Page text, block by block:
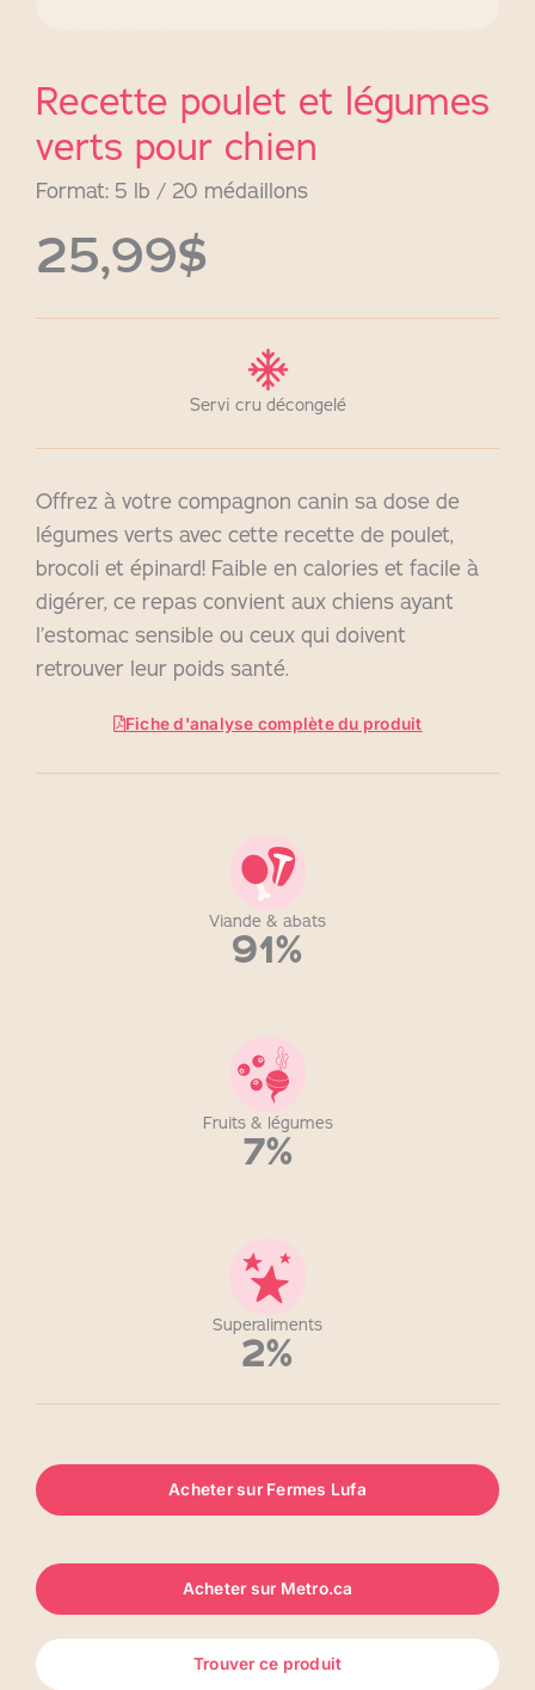
Recette poulet et légumes
verts pour chien
Format: 5 lb / 20 médaillons
25,99$
Servi cru décongelé
Offrez à votre compagnon canin sa dose de
légumes verts avec cette recette de poulet,
brocoli et épinard! Faible en calories et facile à
digérer, ce repas convient aux chiens ayant
l’estomac sensible ou ceux qui doivent
retrouver leur poids santé.
Fiche d'analyse complète du produit
Viande & abats
91%
Fruits & légumes
7%
Superaliments
2%
Acheter sur Fermes Lufa
Acheter sur Metro.ca
Trouver ce produit